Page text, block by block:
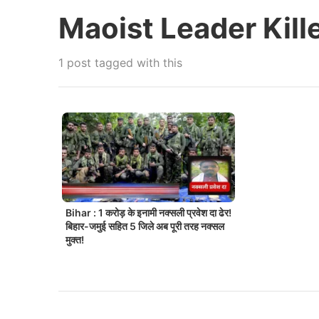
Maoist Leader
1 post tagged with this
Bihar : 1 करोड़ के इनामी नक्सली प्रवेश दा ढेर!
बिहार-जमुई सहित 5 जिले अब पूरी तरह नक्सल
मुक्त!